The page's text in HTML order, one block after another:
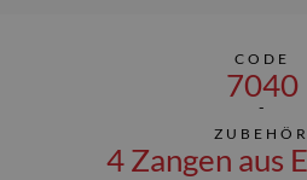
CODE
7040
ZUBEHÖR
4 Zangen aus